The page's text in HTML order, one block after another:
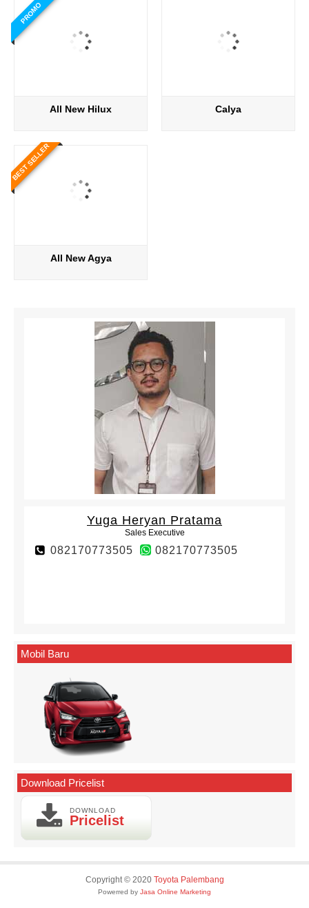
PROMO
All New Hilux Calya
BEST SELLER
All New Agya
Yuga Heryan Pratama
Sales Executive
082170773505 082170773505
Mobil Baru
Download Pricelist
DOWNLOAD
Pricelist
Copyright © 2020 Toyota Palembang
Powerred by Jasa Online Marketing